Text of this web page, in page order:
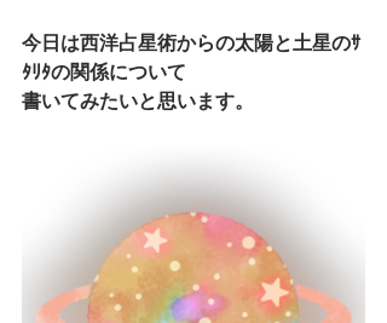
今日は西洋占星術からの太陽と土星のｻ
ﾀﾘﾀの関係について
書いてみたいと思います。